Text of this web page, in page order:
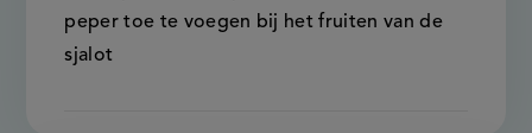
peper toe te voegen bij het fruiten van de
sjalot